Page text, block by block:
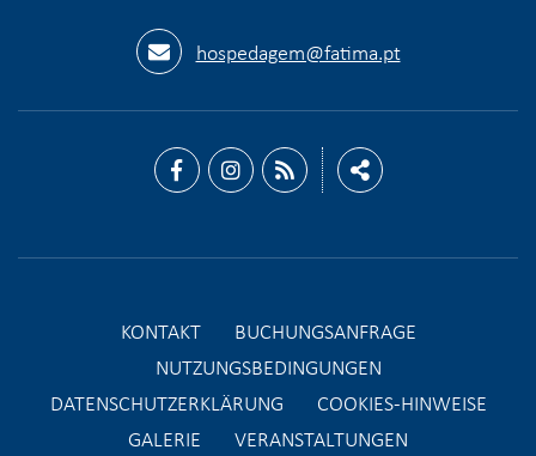
hospedagem@fatima.pt
KONTAKT
BUCHUNGSANFRAGE
NUTZUNGSBEDINGUNGEN
DATENSCHUTZERKLÄRUNG
COOKIES-HINWEISE
GALERIE
VERANSTALTUNGEN